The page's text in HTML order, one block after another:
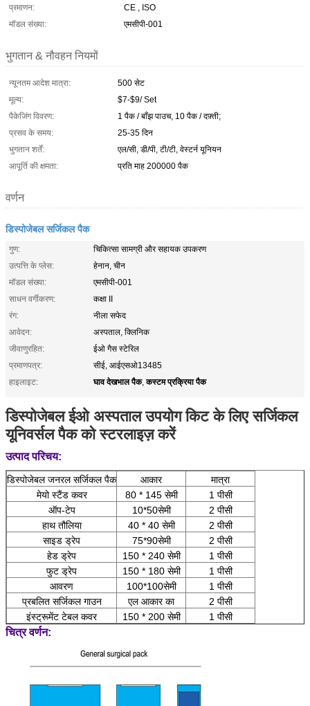
प्रमाणन:
CE , ISO
मॉडल संख्या:
एमसीपी-001
भुगतान & नौवहन नियमों
न्यूनतम आदेश मात्रा:
500 सेट
मूल्य:
$7-$9/ Set
पैकेजिंग विवरण:
1 पैक / बाँझ पाउच, 10 पैक / दफ़्ती;
प्रसव के समय:
25-35 दिन
भुगतान शर्तें:
एल/सी, डी/पी, टी/टी, वेस्टर्न यूनियन
आपूर्ति की क्षमता:
प्रति माह 200000 पैक
वर्णन
डिस्पोजेबल सर्जिकल पैक
गुण:
चिकित्सा सामग्री और सहायक उपकरण
उत्पत्ति के प्लेस:
हेनान, चीन
मॉडल संख्या:
एमसीपी-001
साधन वर्गीकरण:
कक्षा II
रंग:
नीला सफेद
आवेदन:
अस्पताल, क्लिनिक
जीवाणुरहित:
ईओ गैस स्टेरिल
प्रमाणपत्र:
सीई, आईएसओ13485
हाइलाइट:
घाव देखभाल पैक,कस्टम प्रक्रिया पैक
डिस्पोजेबल ईओ अस्पताल उपयोग किट के लिए सर्जिकल
यूनिवर्सल पैक को स्टरलाइज़ करें
उत्पादपरिचय:
डिस्पोजेबल जनरल सर्जिकल पैक आकार
मात्रा
मेयो स्टैंड कवर
80 * 145 सेमी
1 पीसी
ऑप-टेप
10*50सेमी
2 पीसी
हाथ तौलिया
40 * 40 सेमी
2 पीसी
साइड ड्रेप
75*90सेमी
2 पीसी
हेड ड्रेप
150 * 240 सेमी
1 पीसी
फुट ड्रेप
150 * 180 सेमी
1 पीसी
आवरण
100*100सेमी
1 पीसी
प्रबलित सर्जिकल गाउन
एल आकार का
2 पीसी
इंस्ट्रूमेंट टेबल कवर
150 * 200 सेमी 1 पीसी
चित्र वर्णन: